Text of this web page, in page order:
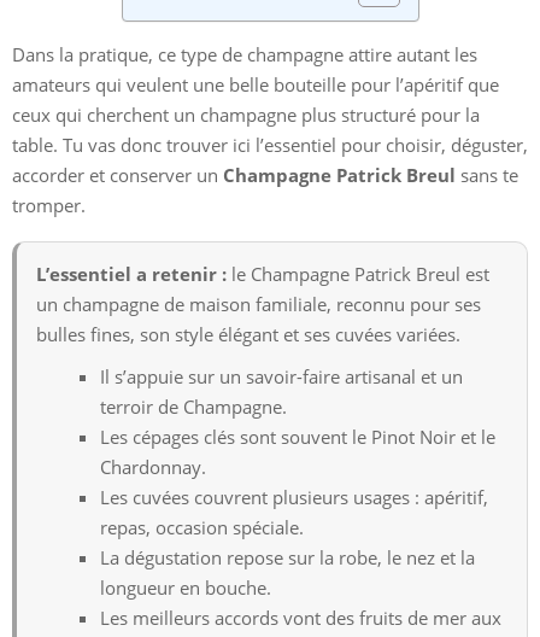
Dans la pratique, ce type de champagne attire autant les
amateurs qui veulent une belle bouteille pour l’apéritif que
ceux qui cherchent un champagne plus structuré pour la
table. Tu vas donc trouver ici l’essentiel pour choisir, déguster,
accorder et conserver un Champagne Patrick Breul sans te
tromper.
L’essentiel a retenir : le Champagne Patrick Breul est
un champagne de maison familiale, reconnu pour ses
bulles fines, son style élégant et ses cuvées variées.
Il s’appuie sur un savoir-faire artisanal et un
terroir de Champagne.
Les cépages clés sont souvent le Pinot Noir et le
Chardonnay.
Les cuvées couvrent plusieurs usages : apéritif,
repas, occasion spéciale.
La dégustation repose sur la robe, le nez et la
longueur en bouche.
Les meilleurs accords vont des fruits de mer aux